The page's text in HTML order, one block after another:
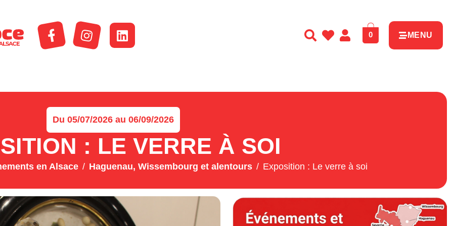
0 MENU
Du 05/07/2026 au 06/09/2026
: LE VERRE À SOI
en Alsace Haguenau, Wissembourg et alentours Exposition : Le verre à soi